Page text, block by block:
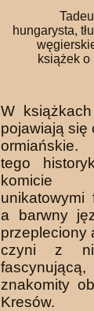
hungarysta,
książek o
W
pojawiają się
ormiańskie.
tego
komicie
unikatowymi
a barwny
przepleciony
czyni z
znakomity
Kresów.